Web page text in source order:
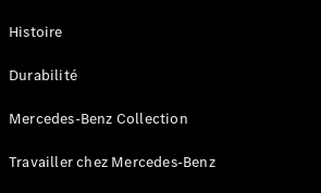
Histoire
Durabilité
Mercedes-Benz Collection
Travailler chez Mercedes-Benz